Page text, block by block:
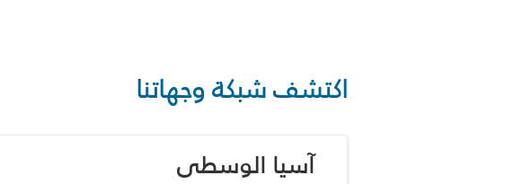
اكتشف شبكة وجهاتنا
آسيا الوسطى